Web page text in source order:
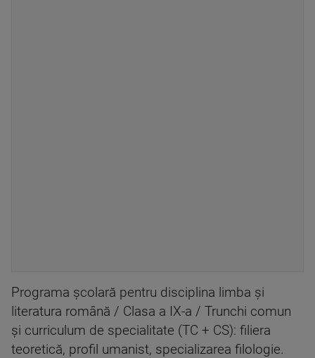
Programa şcolară pentru disciplina limba şi
literatura română / Clasa a IX-a / Trunchi comun
şi curriculum de specialitate (TC + CS): filiera
teoretică, profil umanist, specializarea filologie.